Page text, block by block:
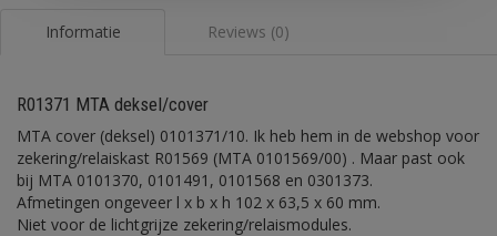
Informatie Reviews (0)
R01371 MTA deksel/cover
MTA cover (deksel) 0101371/10. Ik heb hem in de webshop voor
zekering/relaiskast R01569 (MTA 0101569/00) . Maar past ook
bij MTA 0101370, 0101491, 0101568 en 0301373.
Afmetingen ongeveer l x b x h 102 x 63,5 x 60 mm.
Niet voor de lichtgrijze zekering/relaismodules.